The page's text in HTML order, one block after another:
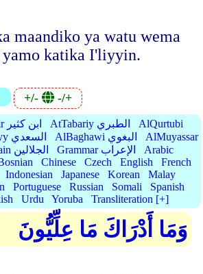
maandiko ya watu wema
yamo katika I'liyyin.
+/- -/+
IbnKathir ابن كثير AtTabariy الطبري
AlQurtubi
AsSaadiyy السعدي AlBaghawi البغوي
AlMuyassar
AlJalalain الجلالين Grammar الإعراب
Arabic
Chinese Czech English
French
Indonesian Japanese Korean
Malay
Portuguese Russian Somali
Spanish
Urdu Yoruba Transliteration [+]
وَمَا أَدْرَاكَ مَا عِلِّيُّونَ